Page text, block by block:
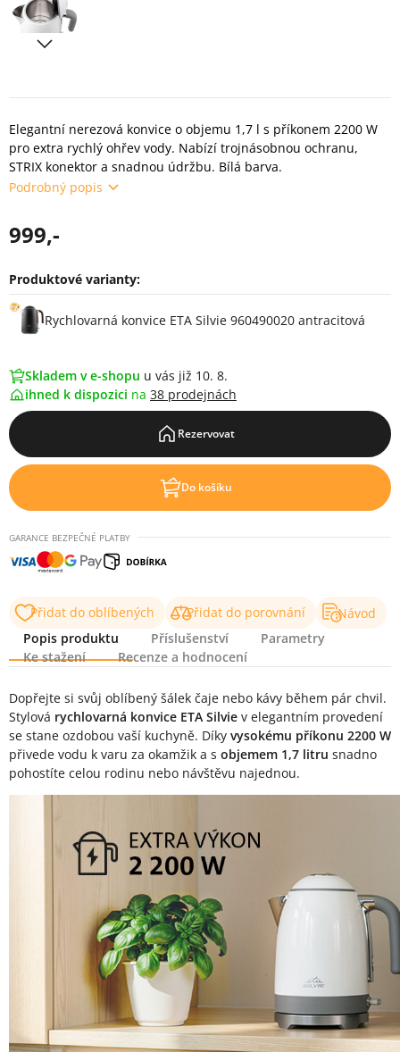
Elegantní nerezová konvice o objemu 1,7 l s příkonem 2200 W
pro extra rychlý ohřev vody. Nabízí trojnásobnou ochranu,
STRIX konektor a snadnou údržbu. Bílá barva.
Podrobný popis
999,-
Produktové varianty:
Varianty
Rychlovarná konvice ETA Silvie 960490020 antracitová
Skladem v e-shopu u vás již 10. 8.
ihned k dispozici na 38 prodejnách
Rezervovat
Do košíku
GARANCE BEZPEČNÉ PLATBY
Přidat do oblíbených Přidat do porovnání
Návod
Popis produktu
Příslušenství
Parametry
Ke stažení
Recenze a hodnocení
Popis produktu
Dopřejte si svůj oblíbený šálek čaje nebo kávy během pár chvil.
Stylová rychlovarná konvice ETA Silvie v elegantním provedení
se stane ozdobou vaší kuchyně. Díky vysokému příkonu 2200 W
přivede vodu k varu za okamžik a s objemem 1,7 litru snadno
pohostíte celou rodinu nebo návštěvu najednou.